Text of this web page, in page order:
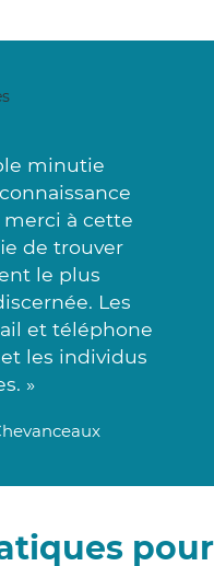
minutie
à cette
de trouver
le plus
Les
et téléphone
les individus
»
pour